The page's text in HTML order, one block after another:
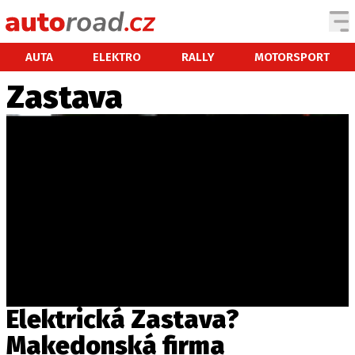
AUTA ELEKTRO RALLY MOTORSPORT
AUTA
NOVINKY
TUNING
PROFI
Zastava
Elektrická Zastava?
Makedonská firma